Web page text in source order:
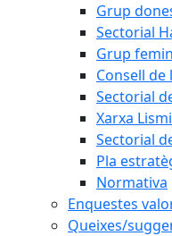
Grup
Sectorial
Grup
Consell de
Sectorial
Xarxa
Sectorial
Pla
Normativa
Enquestes
Queixes/